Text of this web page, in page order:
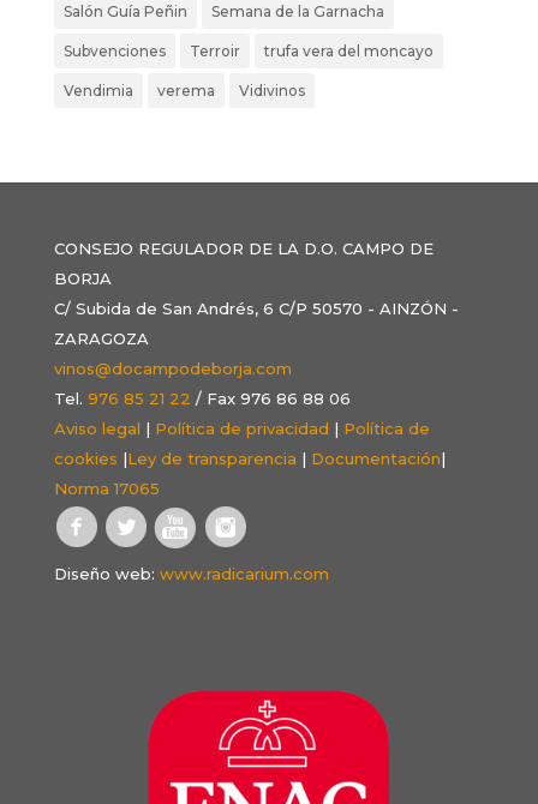
Salón Guía Peñin Semana de la Garnacha
Subvenciones Terroir trufa vera del moncayo
Vendimia verema Vidivinos
CONSEJO REGULADOR DE LA D.O. CAMPO DE
BORJA
C/ Subida de San Andrés, 6 C/P 50570 - AINZÓN -
ZARAGOZA
vinos@docampodeborja.com
Tel. 976 85 21 22 / Fax 976 86 88 06
Aviso legal | Política de privacidad | Política de
cookies |Ley de transparencia | Documentación|
Norma 17065
Diseño web: www.radicarium.com